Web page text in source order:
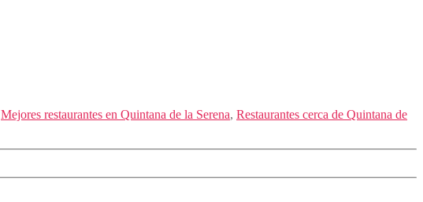
Mejores restaurantes en Quintana de la Serena, Restaurantes cerca de Quintana de